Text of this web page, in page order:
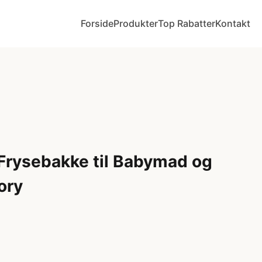
ForsideProdukterTop RabatterKontakt
til Babymad og